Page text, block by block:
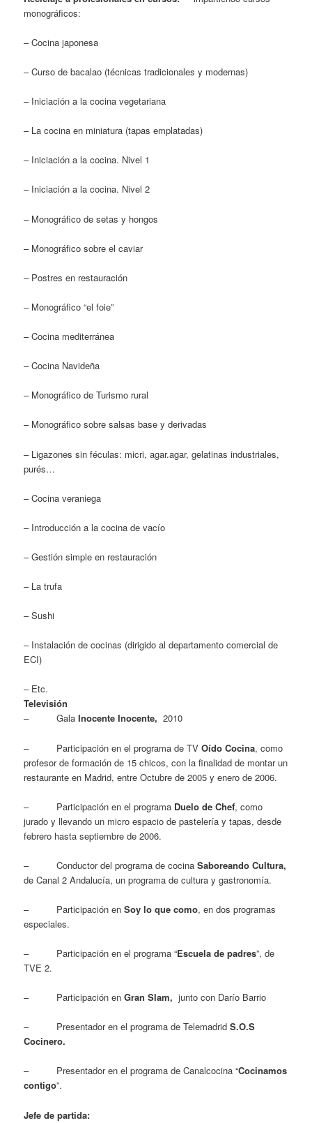
monográficos:
– Cocina japonesa
– Curso de bacalao (técnicas tradicionales y modernas)
– Iniciación a la cocina vegetariana
– La cocina en miniatura (tapas emplatadas)
– Iniciación a la cocina. Nivel 1
– Iniciación a la cocina. Nivel 2
– Monográfico de setas y hongos
– Monográfico sobre el caviar
– Postres en restauración
– Monográfico “el foie”
– Cocina mediterránea
– Cocina Navideña
– Monográfico de Turismo rural
– Monográfico sobre salsas base y derivadas
– Ligazones sin féculas: micri, agar.agar, gelatinas industriales,
purés…
– Cocina veraniega
– Introducción a la cocina de vacío
– Gestión simple en restauración
– La trufa
– Sushi
– Instalación de cocinas (dirigido al departamento comercial de
ECI)
– Etc.
Televisión
– GalaInocente Inocente, 2010
– Participación en el programa de TVOído Cocina, como
profesor de formación de 15 chicos, con la finalidad de montar un
restaurante en Madrid, entre Octubre de 2005 y enero de 2006.
– Participación en el programa Duelo de Chef, como
jurado y llevando un micro espacio de pastelería y tapas, desde
febrero hasta septiembre de 2006.
– Conductor del programa de cocinaSaboreando Cultura,
de Canal 2 Andalucía, un programa de cultura y gastronomía.
– Participación enSoy lo que como, en dos programas
especiales.
– Participación en el programa “Escuela de padres”, de
TVE 2.
– Participación enGran Slam, junto con Darío Barrio
– Presentador en el programa de TelemadridS.O.S
Cocinero.
– Presentador en el programa de Canalcocina “Cocinamos
contigo”.
Jefe de partida: